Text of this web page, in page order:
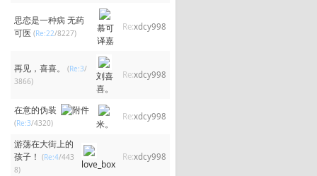
思恋是一种病 无药
可医 (Re:22/8227)
慕可
译嘉
Re:xdcy998
再见，喜喜。 (Re:3/
3866)
刘喜
喜。
Re:xdcy998
在意的伪装
(Re:3/4320) 米。
Re:xdcy998
游荡在大街上的
孩子！ (Re:4/443
8)
love_box
Re:xdcy998